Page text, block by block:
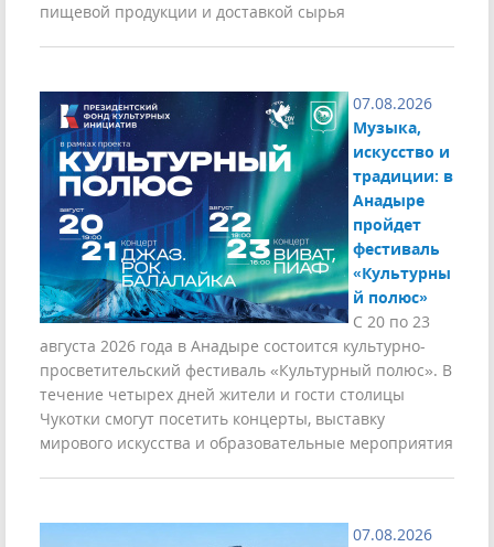
пищевой продукции и доставкой сырья
07.08.2026
Музыка,
искусство и
традиции: в
Анадыре
пройдет
фестиваль
«Культурны
й полюс»
С 20 по 23
августа 2026 года в Анадыре состоится культурно-
просветительский фестиваль «Культурный полюс». В
течение четырех дней жители и гости столицы
Чукотки смогут посетить концерты, выставку
мирового искусства и образовательные мероприятия
07.08.2026